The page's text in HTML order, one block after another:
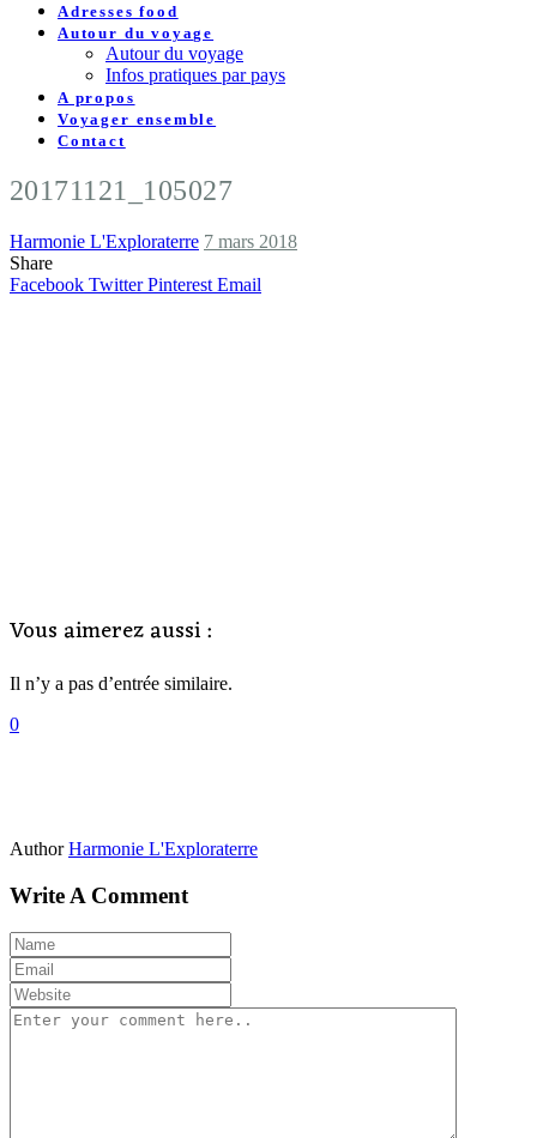
Adresses food
Autour du voyage
Autour du voyage
Infos pratiques par pays
A propos
Voyager ensemble
Contact
20171121_105027
Harmonie L'Exploraterre 7 mars 2018
Share
Facebook Twitter Pinterest Email
Vous aimerez aussi :
Il n’y a pas d’entrée similaire.
0
Author Harmonie L'Exploraterre
Write A Comment